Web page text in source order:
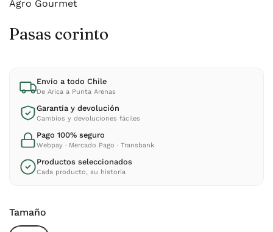
Agro Gourmet
Pasas corinto
Envío a todo Chile
De Arica a Punta Arenas
Garantía y devolución
Cambios y devoluciones fáciles
Pago 100% seguro
Webpay · Mercado Pago · Transbank
Productos seleccionados
Cada producto, su historia
Tamaño